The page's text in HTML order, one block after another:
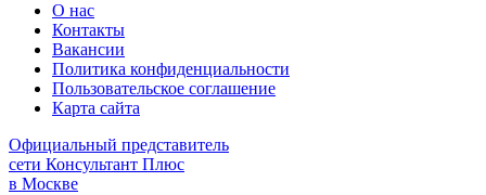
О нас
Контакты
Вакансии
Политика конфиденциальности
Пользовательское соглашение
Карта сайта
Официальный представитель
сети Консультант Плюс
в Москве